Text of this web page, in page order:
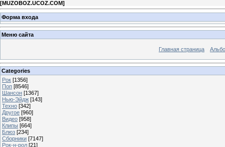
[MUZOBOZ.UCOZ.COM]
Форма входа
Меню сайта
Главная страница
Categories
Рок [1356]
Поп [8546]
Шансон [1367]
Нью-Эйдж [143]
Техно [342]
Другое [960]
Видео [958]
Клипы [664]
Блюз [234]
Сборники [7147]
Рок-н-рол [21]